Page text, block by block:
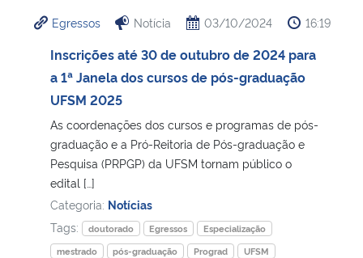
Egressos Notícia 03/10/2024 16:19
Inscrições até 30 de outubro de 2024 para
a 1ª Janela dos cursos de pós-graduação
UFSM 2025
As coordenações dos cursos e programas de pós-
graduação e a Pró-Reitoria de Pós-graduação e
Pesquisa (PRPGP) da UFSM tornam público o
edital […]
Categoria: Notícias
Tags:
doutorado Egressos
Especialização
mestrado
pós-graduação Prograd UFSM